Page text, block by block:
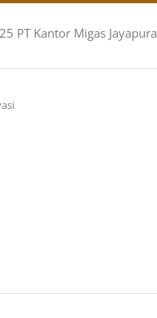
PT Kantor Migas Jayapura